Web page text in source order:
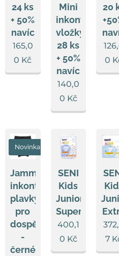
24 ks
+ 50%
navíc
165,0
0 Kč
Mini
inkontinenční
vložky
28 ks
+ 50%
navíc
140,0
0 Kč
20
0
Jammers
inkontinenční
plavky
pro
dospělé
-
černé
Novinka
SENI
Kids
Junior
Super
400,1
0 Kč
7